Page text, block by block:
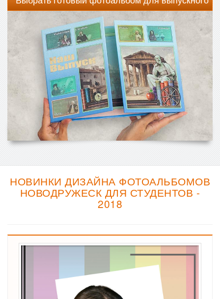
НОВИНКИ ДИЗАЙНА ФОТОАЛЬБОМОВ
НОВОДРУЖЕСК ДЛЯ СТУДЕНТОВ -
2018